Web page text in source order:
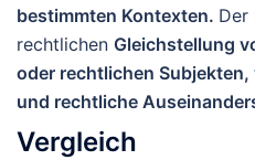
bestimmten Kontexten. Der
rechtlichen Gleichstellung
oder rechtlichen
und rechtliche
Vergleich